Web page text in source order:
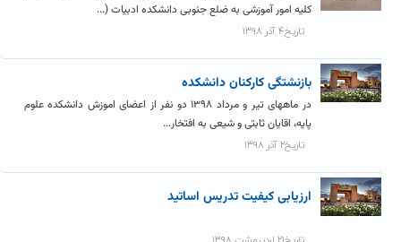
کلیه امور آموزشی به ضلع جنوبی دانشکده ادبیات (...
تاریخ۴ آذر ۱۳۹۸
بازنشتگی کارکنان دانشکده
در ماههای تیر و مرداد ۱۳۹۸ دو نفر از اعضای اموزش دانشکده علوم
پایه، اقایان ثابتی و شیعی به افتخار...
تاریخ۲ آذر ۱۳۹۸
ارزیابی کیفیت تدریس اساتید